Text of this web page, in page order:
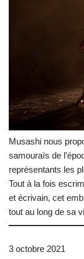
Musashi nous
samouraïs de
représentants les
Tout à la fois
et écrivain, cet
tout au long de sa
3 octobre 2021